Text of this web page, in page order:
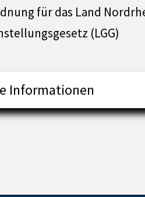
für das Land
(LGG)
Informationen